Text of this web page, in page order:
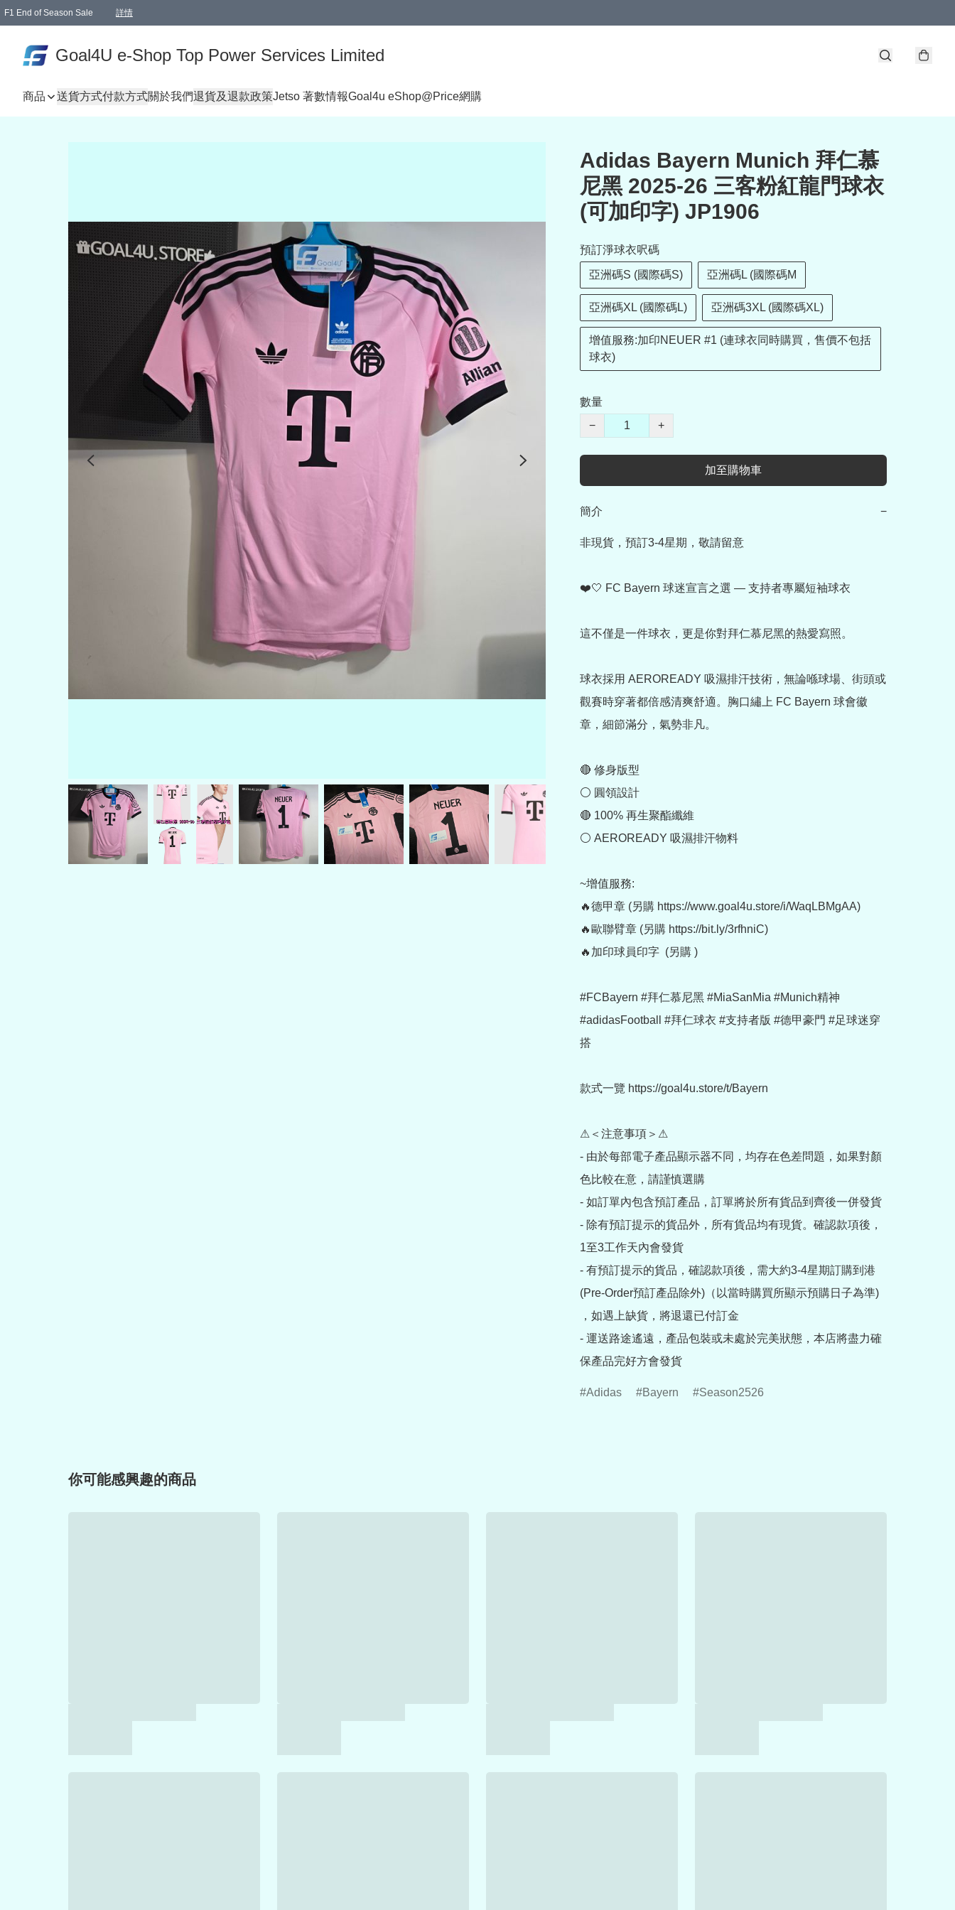
F1 End of Season Sale 詳情
Goal4U e-Shop Top Power Services Limited
商品 送貨方式付款方式關於我們退貨及退款政策Jetso 著數情報Goal4u eShop@Price網購
Adidas Bayern Munich 拜仁慕
尼黑 2025-26 三客粉紅龍門球衣
(可加印字) JP1906
預訂淨球衣呎碼
亞洲碼S (國際碼S) 亞洲碼L (國際碼M
亞洲碼XL (國際碼L) 亞洲碼3XL (國際碼XL)
增值服務:加印NEUER #1 (連球衣同時購買，售價不包括
球衣)
數量
−
+
加至購物車
簡介 −
非現貨，預訂3-4星期，敬請留意
❤️🤍 FC Bayern 球迷宣言之選 — 支持者專屬短袖球衣
這不僅是一件球衣，更是你對拜仁慕尼黑的熱愛寫照。
球衣採用 AEROREADY 吸濕排汗技術，無論喺球場、街頭或
觀賽時穿著都倍感清爽舒適。胸口繡上 FC Bayern 球會徽
章，細節滿分，氣勢非凡。
🔴 修身版型
⚪ 圓領設計
🔴 100% 再生聚酯纖維
⚪ AEROREADY 吸濕排汗物料
~增值服務:
🔥德甲章 (另購 https://www.goal4u.store/i/WaqLBMgAA)
🔥歐聯臂章 (另購 https://bit.ly/3rfhniC)
🔥加印球員印字  (另購 )
#FCBayern #拜仁慕尼黑 #MiaSanMia #Munich精神
#adidasFootball #拜仁球衣 #支持者版 #德甲豪門 #足球迷穿
搭
款式一覽 https://goal4u.store/t/Bayern
⚠＜注意事項＞⚠
- 由於每部電子產品顯示器不同，均存在色差問題，如果對顏
色比較在意，請謹慎選購
- 如訂單內包含預訂產品，訂單將於所有貨品到齊後一併發貨
- 除有預訂提示的貨品外，所有貨品均有現貨。確認款項後，
1至3工作天內會發貨
- 有預訂提示的貨品，確認款項後，需大約3-4星期訂購到港
(Pre-Order預訂產品除外)（以當時購買所顯示預購日子為準)
，如遇上缺貨，將退還已付訂金
- 運送路途遙遠，產品包裝或未處於完美狀態，本店將盡力確
保產品完好方會發貨
Adidas Bayern Season2526
你可能感興趣的商品